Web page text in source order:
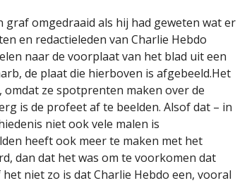
omgedraaid als hij had geweten wat er
en redactieleden van Charlie Hebdo
naar de voorplaat van het blad uit een
de plaat die hierboven is afgebeeld.Het
ze spotprenten maken over de
is de profeet af te beelden. Alsof dat – in
niet ook vele malen is
heeft ook meer te maken met het
dan dat het was om te voorkomen dat
niet zo is dat Charlie Hebdo een, vooral